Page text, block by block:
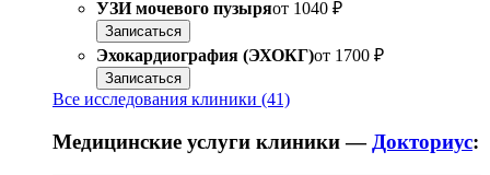
УЗИ мочевого пузыряот 1040 ₽
Записаться
Эхокардиография (ЭХОКГ)от 1700 ₽
Записаться
Все исследования клиники (41)
Медицинские услуги клиники — Докториус: